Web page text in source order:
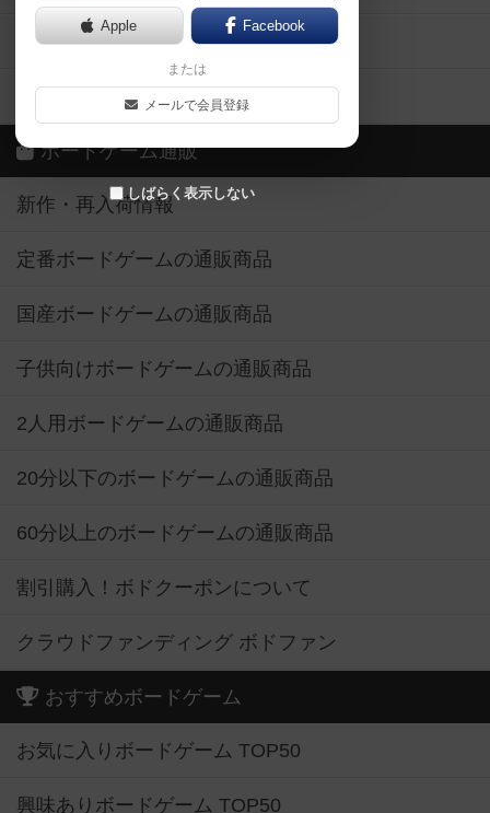
Apple Facebook
または
メールで会員登録
しばらく表示しない
ボードゲーム業界コラム
ボドゲーマご利用案内
ボードゲーム通販
新作・再入荷情報
定番ボードゲームの通販商品
国産ボードゲームの通販商品
子供向けボードゲームの通販商品
2人用ボードゲームの通販商品
20分以下のボードゲームの通販商品
60分以上のボードゲームの通販商品
割引購入！ボドクーポンについて
クラウドファンディング ボドファン
おすすめボードゲーム
お気に入りボードゲーム TOP50
興味ありボードゲーム TOP50